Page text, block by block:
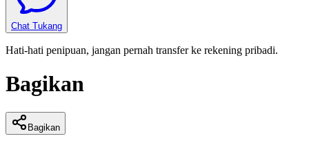
Chat Tukang
Hati-hati penipuan, jangan pernah transfer ke rekening pribadi.
Bagikan
Bagikan